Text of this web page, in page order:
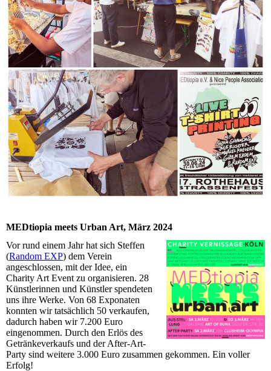
MEDtiopia meets Urban Art, März 2024
Vor rund einem Jahr hat sich Steffen
(Random EXP) dem Verein
angeschlossen, mit der Idee, ein
Charity Art Event zu organisieren. 28
Künstlerinnen und Künstler spendeten
uns ihre Werke. Von 68 Exponaten
konnten wir tatsächlich 50 verkaufen,
dadurch haben wir 7.200 Euro
eingenommen. Durch den Erlös des
Getränkeverkaufs und der After-Art-
Party sind weitere 3.000 Euro zusammen gekommen. Ein voller
Erfolg!